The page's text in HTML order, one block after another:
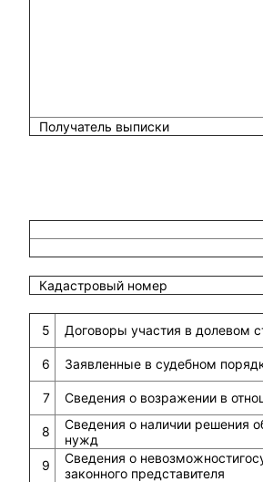
Получатель выписки
Кадастровый номер
5 Договоры участия в долевом
6 Заявленные в судебном
7 Сведения о возражении в
8
Сведения о наличии решения
нужд
9
Сведения о
законного представителя